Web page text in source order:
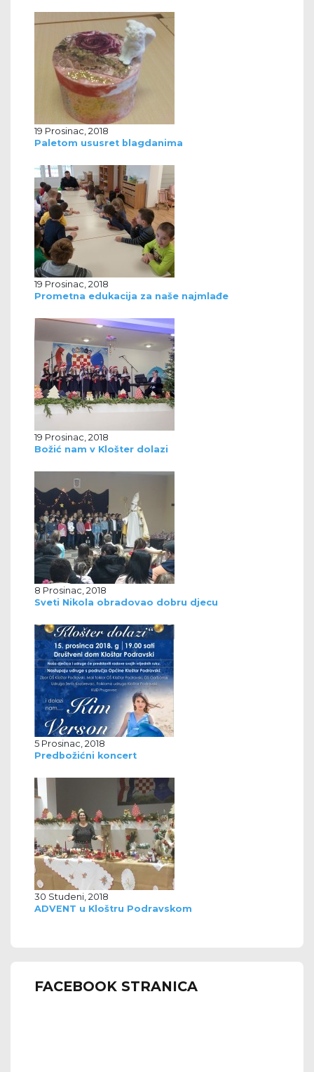
19 Prosinac, 2018
Paletom ususret blagdanima
19 Prosinac, 2018
Prometna edukacija za naše najmlađe
19 Prosinac, 2018
Božić nam v Klošter dolazi
8 Prosinac, 2018
Sveti Nikola obradovao dobru djecu
5 Prosinac, 2018
Predbožićni koncert
30 Studeni, 2018
ADVENT u Kloštru Podravskom
FACEBOOK STRANICA